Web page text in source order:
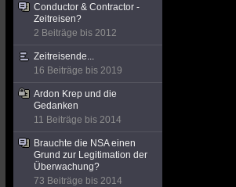
Conductor & Contractor -
Zeitreisen?
2 Beiträge bis 2012
Zeitreisende...
16 Beiträge bis 2019
Ardon Krep und die
Gedanken
11 Beiträge bis 2014
Brauchte die NSA einen
Grund zur Legitimation der
Überwachung?
73 Beiträge bis 2014